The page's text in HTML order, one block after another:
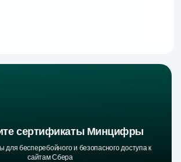
сертификаты Минцифры
бесперебойного и безопасного доступа к
сайтам Сбера